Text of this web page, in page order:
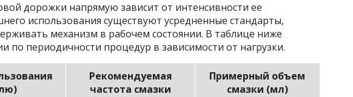
дорожки напрямую зависит от интенсивности ее
использования существуют усредненные стандарты,
механизм в рабочем состоянии. В таблице ниже
по периодичности процедур в зависимости от нагрузки.
Рекомендуемая
частота смазки
Примерный объем
смазки (мл)